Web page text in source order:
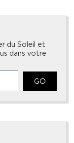
du Soleil et
dans votre
GO